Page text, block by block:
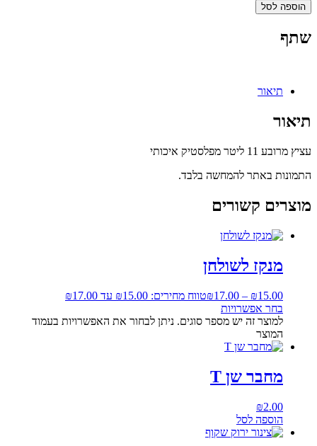
הוספה לסל
שתף
תיאור
תיאור
עציץ מרובע 11 ליטר מפלסטיק איכותי
התמונות באתר להמחשה בלבד.
מוצרים קשורים
מנקז לשולחן
₪15.00
–
₪17.00
טווח מחירים: ⁦₪15.00⁩ עד ⁦₪17.00⁩
בחר אפשרויות
למוצר זה יש מספר סוגים. ניתן לבחור את האפשרויות בעמוד
המוצר
מחבר שן T
₪2.00
הוספה לסל